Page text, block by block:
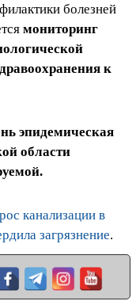
болезней
мониторинг
к
эпидемическая
области
канализации в
загрязнение.